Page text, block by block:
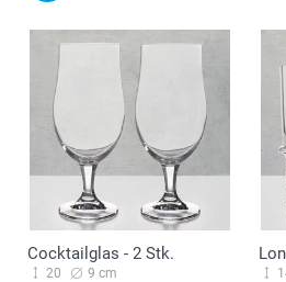
Cocktailglas - 2 Stk.
20 9 cm